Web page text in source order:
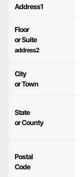
Address1
Floor
or Suite
address2
City
or Town
State
or County
Postal
Code